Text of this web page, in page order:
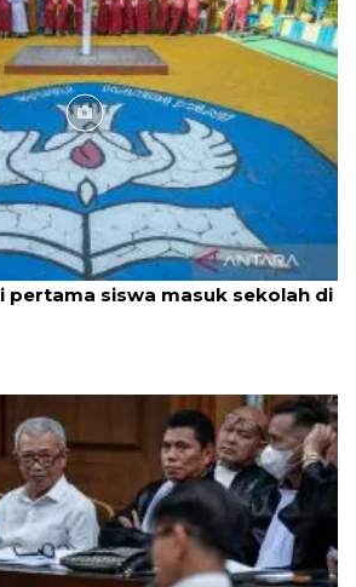
pertama siswa masuk sekolah di